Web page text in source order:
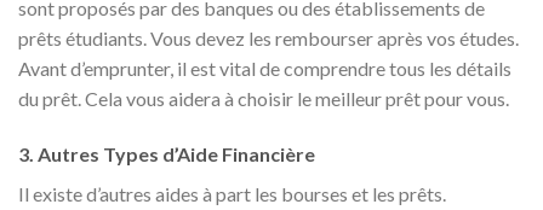
sont proposés par des banques ou des établissements de
prêts étudiants. Vous devez les rembourser après vos études.
Avant d’emprunter, il est vital de comprendre tous les détails
du prêt. Cela vous aidera à choisir le meilleur prêt pour vous.
3. Autres Types d’Aide Financière
Il existe d’autres aides à part les bourses et les prêts.